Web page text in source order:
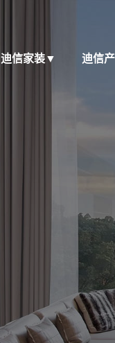
迪信家装▼ 迪信